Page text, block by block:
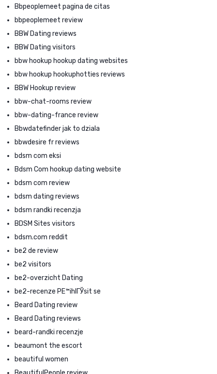
Bbpeoplemeet pagina de citas
bbpeoplemeet review
BBW Dating reviews
BBW Dating visitors
bbw hookup hookup dating websites
bbw hookup hookuphotties reviews
BBW Hookup review
bbw-chat-rooms review
bbw-dating-france review
Bbwdatefinder jak to dziala
bbwdesire fr reviews
bdsm com eksi
Bdsm Com hookup dating website
bdsm com review
bdsm dating reviews
bdsm randki recenzja
BDSM Sites visitors
bdsm.com reddit
be2 de review
be2 visitors
be2-overzicht Dating
be2-recenze PЕ™ihlГЎsit se
Beard Dating review
Beard Dating reviews
beard-randki recenzje
beaumont the escort
beautiful women